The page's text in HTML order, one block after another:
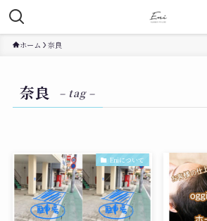
ホーム 奈良
奈良 – tag –
Eniについて